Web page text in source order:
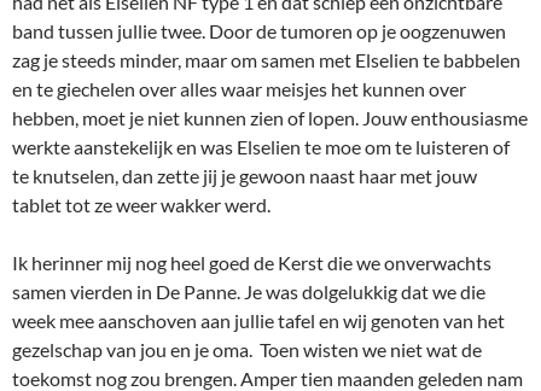
band tussen jullie twee. Door de tumoren op je oogzenuwen
zag je steeds minder, maar om samen met Elselien te babbelen
en te giechelen over alles waar meisjes het kunnen over
hebben, moet je niet kunnen zien of lopen. Jouw enthousiasme
werkte aanstekelijk en was Elselien te moe om te luisteren of
te knutselen, dan zette jij je gewoon naast haar met jouw
tablet tot ze weer wakker werd.
Ik herinner mij nog heel goed de Kerst die we onverwachts
samen vierden in De Panne. Je was dolgelukkig dat we die
week mee aanschoven aan jullie tafel en wij genoten van het
gezelschap van jou en je oma. Toen wisten we niet wat de
toekomst nog zou brengen. Amper tien maanden geleden nam